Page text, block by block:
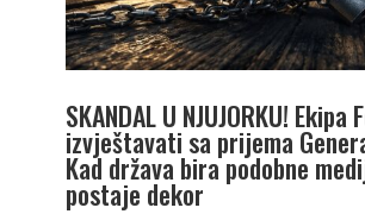
SKANDAL U NJUJORKU! Ekipa
izvještavati sa prijema
Kad država bira podobne
postaje dekor